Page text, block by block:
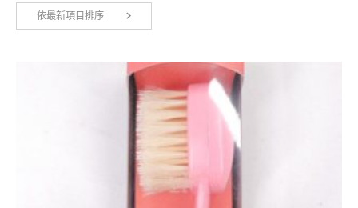
依最新項目排序